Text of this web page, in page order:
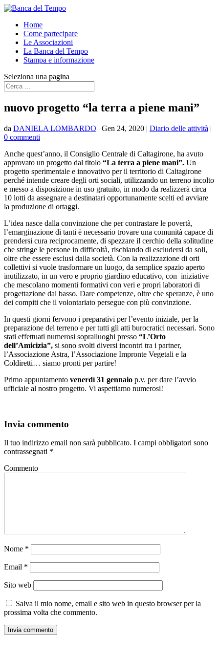
Home
Come partecipare
Le Associazioni
La Banca del Tempo
Stampa e informazione
Seleziona una pagina
nuovo progetto “la terra a piene mani”
da DANIELA LOMBARDO | Gen 24, 2020 | Diario delle attività |
0 commenti
Anche quest’anno, il Consiglio Centrale di Caltagirone, ha avuto
approvato un progetto dal titolo “La terra a piene mani”. Un
progetto sperimentale e innovativo per il territorio di Caltagirone
perché intende creare degli orti sociali, utilizzando un terreno incolto
e messo a disposizione in uso gratuito, in modo da realizzerà circa
10 lotti da assegnare a destinatari opportunamente scelti ed avviare
la produzione di ortaggi.
L’idea nasce dalla convinzione che per contrastare le povertà,
l’emarginazione di tanti è necessario trovare una comunità capace di
prendersi cura reciprocamente, di spezzare il cerchio della solitudine
che stringe le persone in difficoltà, rischiando di escludersi da soli,
oltre che essere esclusi dalla società. Con la realizzazione di orti
collettivi si vuole trasformare un luogo, da semplice spazio aperto
inutilizzato, in un vero e proprio giardino educativo, con iniziative
che mescolano momenti formativi con veri e propri laboratori di
progettazione dal basso. Dare competenze, oltre che speranze, è uno
dei compiti che il volontariato persegue con più convinzione.
In questi giorni fervono i preparativi per l’evento iniziale, per la
preparazione del terreno e per tutti gli atti burocratici necessari. Sono
stati effettuati numerosi sopralluoghi presso “L’Orto
dell’Amicizia”, si sono svolti diversi incontri tra i partner,
l’Associazione Astra, l’Associazione Impronte Vegetali e la
Coldiretti… siamo pronti per partire!
Primo appuntamento venerdì 31 gennaio p.v. per dare l’avvio
ufficiale al nostro progetto. Vi aspettiamo numerosi!
Invia commento
Il tuo indirizzo email non sarà pubblicato. I campi obbligatori sono
contrassegnati *
Commento
Nome *
Email *
Sito web
Salva il mio nome, email e sito web in questo browser per la
prossima volta che commento.